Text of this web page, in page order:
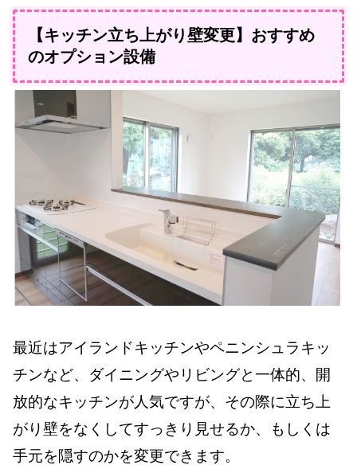
【キッチン立ち上がり壁変更】おすすめ
のオプション設備
最近はアイランドキッチンやペニンシュラキッ
チンなど、ダイニングやリビングと一体的、開
放的なキッチンが人気ですが、その際に立ち上
がり壁をなくしてすっきり見せるか、もしくは
手元を隠すのかを変更できます。